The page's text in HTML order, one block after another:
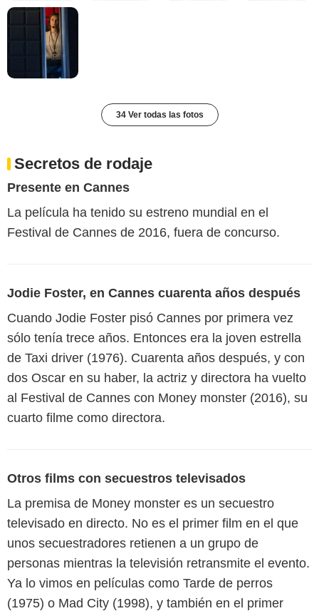
34 Ver todas las fotos
Secretos de rodaje
Presente en Cannes
La película ha tenido su estreno mundial en el
Festival de Cannes de 2016, fuera de concurso.
Jodie Foster, en Cannes cuarenta años después
Cuando Jodie Foster pisó Cannes por primera vez
sólo tenía trece años. Entonces era la joven estrella
de Taxi driver (1976). Cuarenta años después, y con
dos Oscar en su haber, la actriz y directora ha vuelto
al Festival de Cannes con Money monster (2016), su
cuarto filme como directora.
Otros films con secuestros televisados
La premisa de Money monster es un secuestro
televisado en directo. No es el primer film en el que
unos secuestradores retienen a un grupo de
personas mientras la televisión retransmite el evento.
Ya lo vimos en películas como Tarde de perros
(1975) o Mad City (1998), y también en el primer